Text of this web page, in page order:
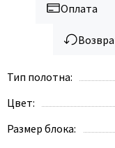
Оплата
Тип полотна:
Цвет:
Размер блока: